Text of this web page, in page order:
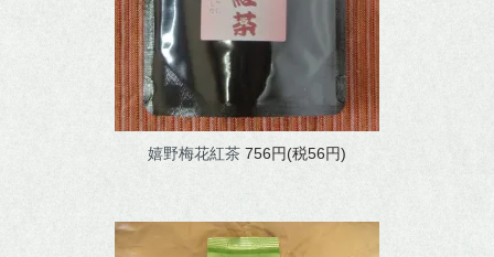
嬉野梅花紅茶 756円(税56円)